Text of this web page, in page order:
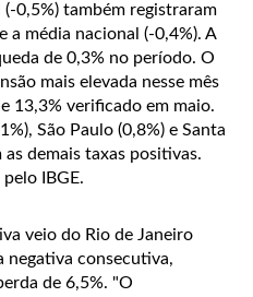
(-0,5%) também registraram
a média nacional (-0,4%). A
de 0,3% no período. O
mais elevada nesse mês
13,3% verificado em maio.
São Paulo (0,8%) e Santa
demais taxas positivas.
IBGE.
veio do Rio de Janeiro
negativa consecutiva,
de 6,5%. "O